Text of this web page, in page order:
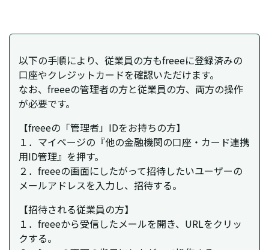
以下の手順により、従業員の方もfreeeに登録済みの
口座やクレジットカードを確認いただけます。
なお、freeeの管理者の方と従業員の方、両方の操作
が必要です。
【freeeの「管理者」IDをお持ちの方】
１．マイページの『他の金融機関の口座・カード連携
用ID管理』を押す。
２．freeeの画面にしたがって招待したいユーザーの
メールアドレスを入力し、招待する。
【招待される従業員の方】
１．freeeから受信したメールを開き、URLをクリッ
クする。